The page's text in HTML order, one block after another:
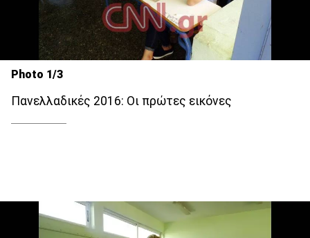
Photo 1/3
Πανελλαδικές 2016: Οι πρώτες εικόνες